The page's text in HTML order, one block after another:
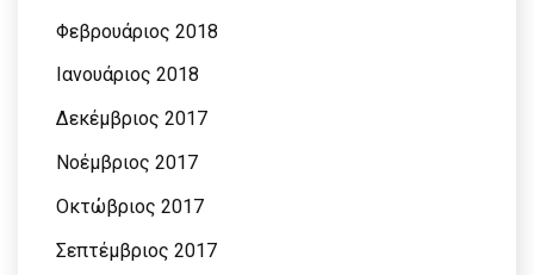
Φεβρουάριος 2018
Ιανουάριος 2018
Δεκέμβριος 2017
Νοέμβριος 2017
Οκτώβριος 2017
Σεπτέμβριος 2017